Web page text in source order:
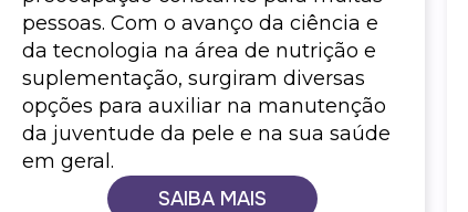
pessoas. Com o avanço da ciência e
da tecnologia na área de nutrição e
suplementação, surgiram diversas
opções para auxiliar na manutenção
da juventude da pele e na sua saúde
em geral.
SAIBA MAIS